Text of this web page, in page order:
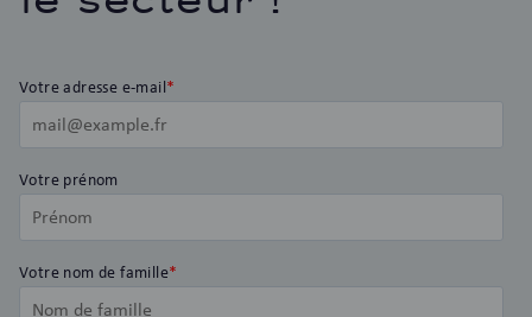
Votre adresse e-mail*
Votre prénom
Votre nom de famille*